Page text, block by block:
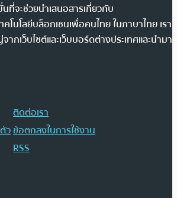
ที่จะช่วยนำเสนอสารเกี่ยวกับ
โนโลยีบล็อกเชนเพื่อคนไทย ในภาษาไทย เรา
กเว็บไซต์และเว็บบอร์ดต่างประเทศและนำมา
ติดต่อเรา
วข้อตกลงในการใช้งาน
RSS